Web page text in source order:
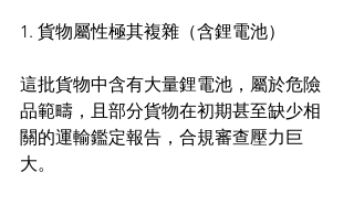
1. 貨物屬性極其複雜（含鋰電池）
這批貨物中含有大量鋰電池，屬於危險
品範疇，且部分貨物在初期甚至缺少相
關的運輸鑑定報告，合規審查壓力巨
大。